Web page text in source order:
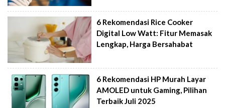
6 Rekomendasi Rice Cooker
Digital Low Watt: Fitur Memasak
Lengkap, Harga Bersahabat
6 Rekomendasi HP Murah Layar
AMOLED untuk Gaming, Pilihan
Terbaik Juli 2025